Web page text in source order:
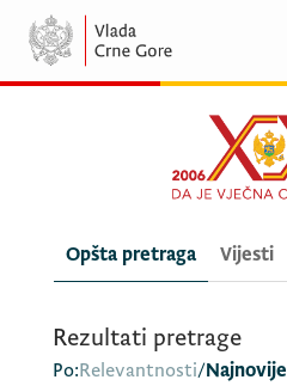
Opšta pretraga Vijesti
Rezultati pretrage
Po:Relevantnosti/Najnovije